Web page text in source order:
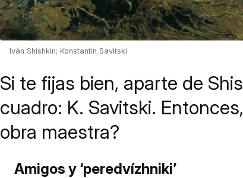
Iván Shishkin; Konstantín Savitski
Si te fijas bien, aparte de
cuadro: K. Savitski.
obra maestra?
Amigos y ‘peredvízhniki’